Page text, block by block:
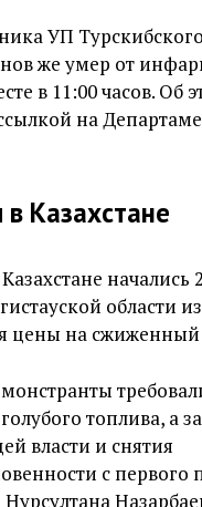
УП
же умер от
в 11:00 часов. Об
на
Казахстане
начались
области
цены на сжиженный
топлива, а
власти и снятия
с первого
Нурсултана